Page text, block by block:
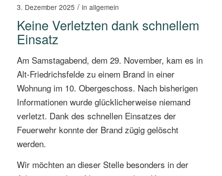
3. Dezember 2025 / in allgemein
Keine Verletzten dank schnellem
Einsatz
Am Samstagabend, dem 29. November, kam es in
Alt-Friedrichsfelde zu einem Brand in einer
Wohnung im 10. Obergeschoss. Nach bisherigen
Informationen wurde glücklicherweise niemand
verletzt. Dank des schnellen Einsatzes der
Feuerwehr konnte der Brand zügig gelöscht
werden.
Wir möchten an dieser Stelle besonders in der